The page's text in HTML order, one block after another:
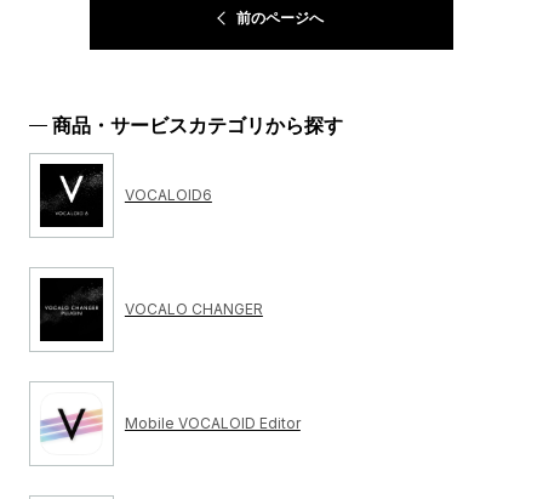
前のページへ
商品・サービスカテゴリから探す
VOCALOID6
VOCALO CHANGER
Mobile VOCALOID Editor